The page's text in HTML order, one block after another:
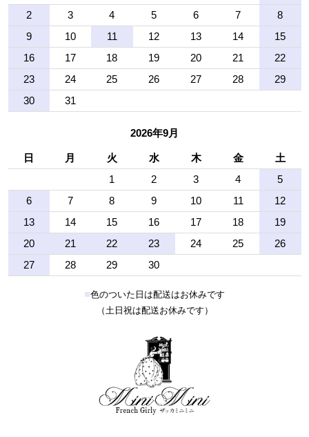
2
3 4 5 6 7
8
9
10 11 12 13 14
15
16
17 18 19 20 21
22
23
24 25 26 27 28
29
30
31
2026年9月
日 月 火 水 木 金
土
1
2 3 4
5
6
7 8 9 10 11
12
13
14 15 16 17 18
19
20
21 22 23 24 25
26
27
28 29 30
■色のついた日は配送はお休みです
（土日祝は配送お休みです）